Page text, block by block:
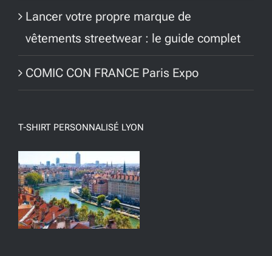
Lancer votre propre marque de
vêtements streetwear : le guide complet
COMIC CON FRANCE Paris Expo
T-SHIRT PERSONNALISÉ LYON